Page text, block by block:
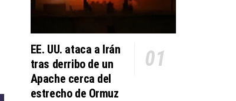
EE. UU. ataca a Irán
tras derribo de un
Apache cerca del
estrecho de Ormuz